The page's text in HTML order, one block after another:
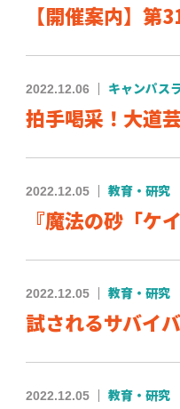
【開催案内】
2022.12.06 キャンパス
拍手喝采！大道
2022.12.05 教育・研究
『魔法の砂「ケ
2022.12.05 教育・研究
試されるサバイ
2022.12.05 教育・研究